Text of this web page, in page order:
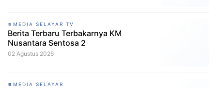
MEDIA SELAYAR TV
Berita Terbaru Terbakarnya KM
Nusantara Sentosa 2
02 Agustus 2026
MEDIA SELAYAR